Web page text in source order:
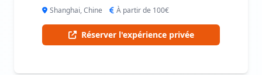
Shanghai, Chine À partir de 100€
Réserver l'expérience privée